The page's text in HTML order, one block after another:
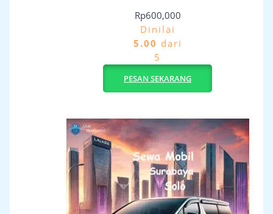
Rp600,000
Dinilai
5.00 dari
5
PESAN SEKARANG